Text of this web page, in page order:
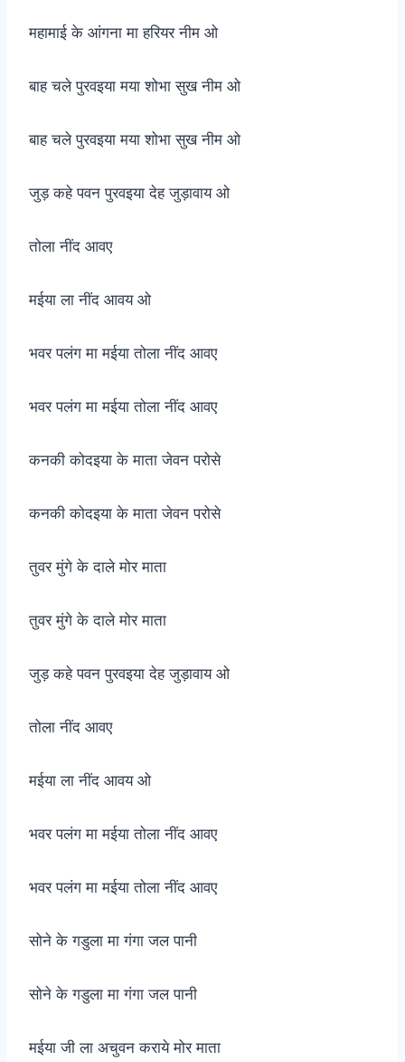
महामाई के आंगना मा हरियर नीम ओ
बाह चले पुरवइया मया शोभा सुख नीम ओ
बाह चले पुरवइया मया शोभा सुख नीम ओ
जुड़ कहे पवन पुरवइया देह जुड़ावाय ओ
तोला नींद आवए
मईया ला नींद आवय ओ
भवर पलंग मा मईया तोला नींद आवए
भवर पलंग मा मईया तोला नींद आवए
कनकी कोदइया के माता जेवन परोसे
कनकी कोदइया के माता जेवन परोसे
तुवर मुंगे के दाले मोर माता
तुवर मुंगे के दाले मोर माता
जुड़ कहे पवन पुरवइया देह जुड़ावाय ओ
तोला नींद आवए
मईया ला नींद आवय ओ
भवर पलंग मा मईया तोला नींद आवए
भवर पलंग मा मईया तोला नींद आवए
सोने के गडुला मा गंगा जल पानी
सोने के गडुला मा गंगा जल पानी
मईया जी ला अचुवन कराये मोर माता